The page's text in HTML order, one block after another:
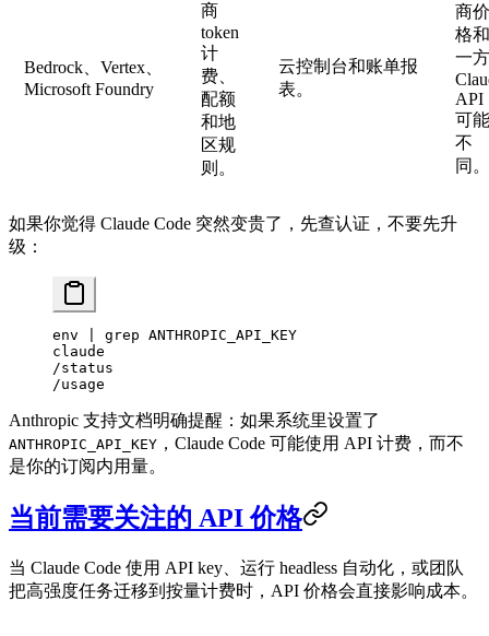
Bedrock、Vertex、
Microsoft Foundry
商
token
计
费、
配额
和地
区规
则。
云控制台和账单报
表。
商价
格和
一方
API
可能
不
同。
如果你觉得 Claude Code 突然变贵了，先查认证，不要先升
级：
env grep ANTHROPIC_API_KEY
claude
/status
/usage
Anthropic 支持文档明确提醒：如果系统里设置了
ANTHROPIC_API_KEY ，Claude Code 可能使用 API 计费，而不
是你的订阅内用量。
当前需要关注的 API 价格
当 Claude Code 使用 API key、运行 headless 自动化，或团队
把高强度任务迁移到按量计费时，API 价格会直接影响成本。